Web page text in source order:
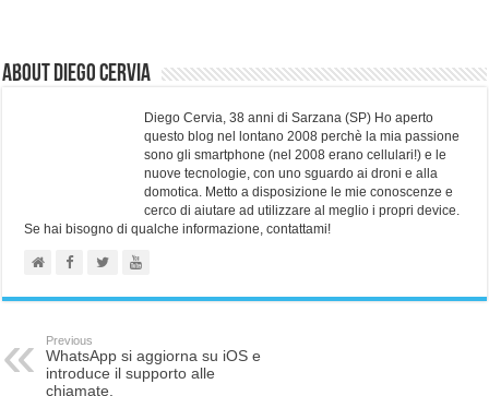
About Diego Cervia
Diego Cervia, 38 anni di Sarzana (SP) Ho aperto
questo blog nel lontano 2008 perchè la mia passione
sono gli smartphone (nel 2008 erano cellulari!) e le
nuove tecnologie, con uno sguardo ai droni e alla
domotica. Metto a disposizione le mie conoscenze e
cerco di aiutare ad utilizzare al meglio i propri device.
Se hai bisogno di qualche informazione, contattami!
Previous
WhatsApp si aggiorna su iOS e
introduce il supporto alle
chiamate.